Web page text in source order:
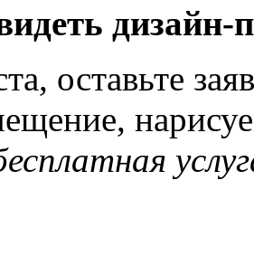
дизайн-
оставьте